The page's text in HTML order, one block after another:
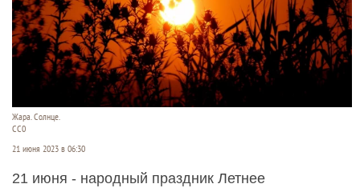
Жара. Солнце.
СС0
21 июня 2023 в 06:30
21 июня - народный праздник Летнее